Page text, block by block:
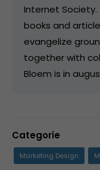
Internet
books and
evangelize
together with
Bloem is in
Categorie
Marketing Design